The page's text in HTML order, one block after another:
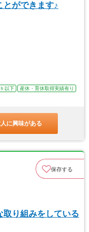
とができます♪
以下
産休・育休取得実績有り
に興味がある
保存する
り組みをしている